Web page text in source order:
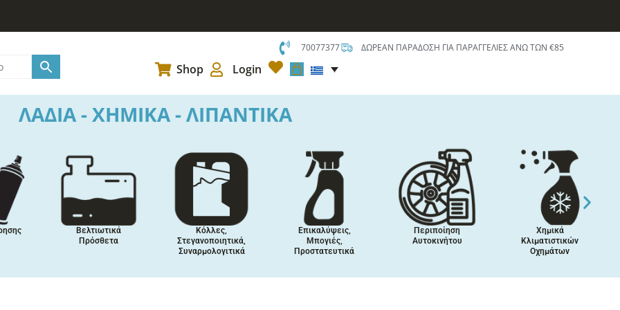
70077377 ΔΩΡΕΑΝ ΠΑΡΑΔΟΣΗ ΓΙΑ ΠΑΡΑΓΓΕΛΙΕΣ ΑΝΩ ΤΩΝ €85
Shop Login Cart
ΛΑΔΙΑ - ΧΗΜΙΚΑ - ΛΙΠΑΝΤΙΚΑ
Βελτιωτικά
Πρόσθετα
Κόλλες,
Στεγανοποιητικά,
Συναρμολογιτικά
Επικαλύψεις,
Μπογιές,
Προστατευτικά
Περιποίηση
Αυτοκινήτου
Χημικά
Κλιματιστικών
Οχημάτων